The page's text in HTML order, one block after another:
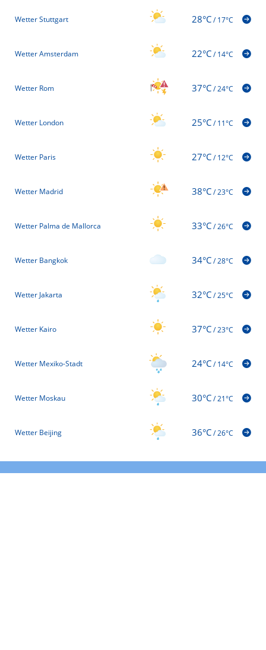
Wetter Stuttgart 28°C/17°C
Wetter Amsterdam 22°C/14°C
Wetter Rom 37°C/24°C
Wetter London 25°C/11°C
Wetter Paris 27°C/12°C
Wetter Madrid 38°C/23°C
Wetter Palma de Mallorca 33°C/26°C
Wetter Bangkok 34°C/28°C
Wetter Jakarta 32°C/25°C
Wetter Kairo 37°C/23°C
Wetter Mexiko-Stadt 24°C/14°C
Wetter Moskau 30°C/21°C
Wetter Beijing 36°C/26°C